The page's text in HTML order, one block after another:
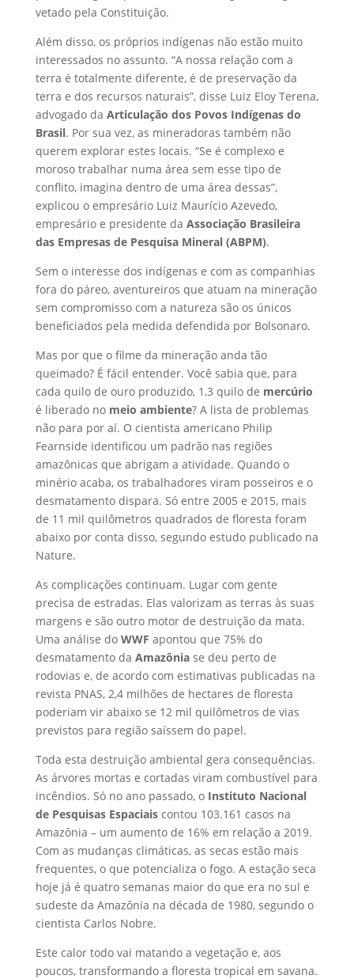
vetado pela Constituição.
Além disso, os próprios indígenas não estão muito
interessados no assunto. “A nossa relação com a
terra é totalmente diferente, é de preservação da
terra e dos recursos naturais”, disse Luiz Eloy Terena,
advogado da Articulação dos Povos Indígenas do
Brasil. Por sua vez, as mineradoras também não
querem explorar estes locais. “Se é complexo e
moroso trabalhar numa área sem esse tipo de
conflito, imagina dentro de uma área dessas”,
explicou o empresário Luiz Maurício Azevedo,
empresário e presidente da Associação Brasileira
das Empresas de Pesquisa Mineral (ABPM).
Sem o interesse dos indígenas e com as companhias
fora do páreo, aventureiros que atuam na mineração
sem compromisso com a natureza são os únicos
beneficiados pela medida defendida por Bolsonaro.
Mas por que o filme da mineração anda tão
queimado? É fácil entender. Você sabia que, para
cada quilo de ouro produzido, 1,3 quilo de mercúrio
é liberado no meio ambiente? A lista de problemas
não para por aí. O cientista americano Philip
Fearnside identificou um padrão nas regiões
amazônicas que abrigam a atividade. Quando o
minério acaba, os trabalhadores viram posseiros e o
desmatamento dispara. Só entre 2005 e 2015, mais
de 11 mil quilômetros quadrados de floresta foram
abaixo por conta disso, segundo estudo publicado na
Nature.
As complicações continuam. Lugar com gente
precisa de estradas. Elas valorizam as terras às suas
margens e são outro motor de destruição da mata.
Uma análise do WWF apontou que 75% do
desmatamento da Amazôniase deu perto de
rodovias e, de acordo com estimativas publicadas na
revista PNAS, 2,4 milhões de hectares de floresta
poderiam vir abaixo se 12 mil quilômetros de vias
previstos para região saíssem do papel.
Toda esta destruição ambiental gera consequências.
As árvores mortas e cortadas viram combustível para
incêndios. Só no ano passado, o Instituto Nacional
de Pesquisas Espaciaiscontou 103.161 casos na
Amazônia – um aumento de 16% em relação a 2019.
Com as mudanças climáticas, as secas estão mais
frequentes, o que potencializa o fogo. A estação seca
hoje já é quatro semanas maior do que era no sul e
sudeste da Amazônia na década de 1980, segundo o
cientista Carlos Nobre.
Este calor todo vai matando a vegetação e, aos
poucos, transformando a floresta tropical em savana.